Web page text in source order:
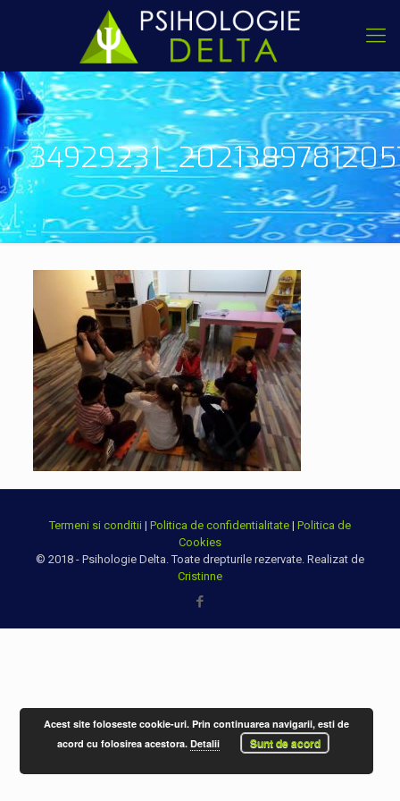
Termeni si conditii | Politica de confidentialitate | Politica de
Cookies
© 2018 - Psihologie Delta. Toate drepturile rezervate. Realizat de
Cristinne
Acest site foloseste cookie-uri. Prin continuarea navigarii, esti de
acord cu folosirea acestora.Detalii Sunt de acord